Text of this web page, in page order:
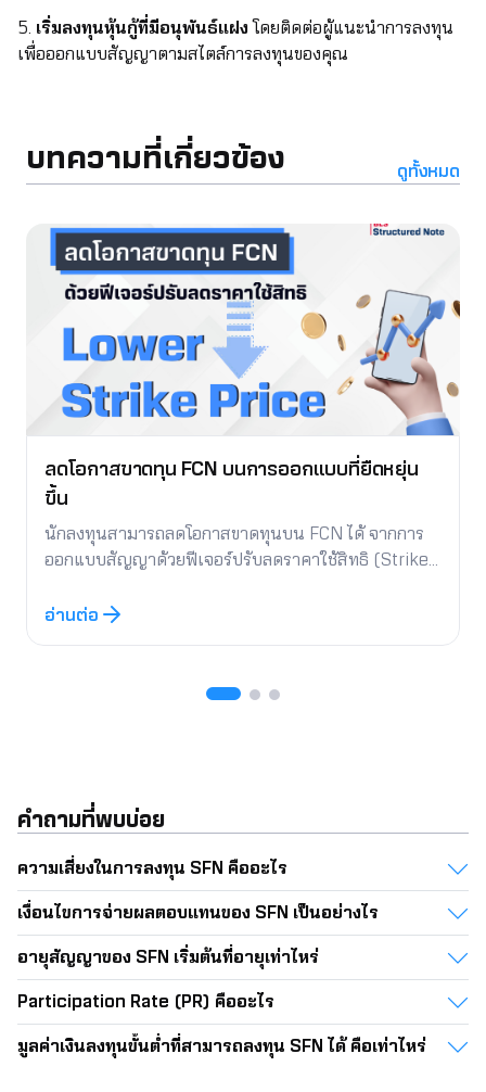
5. เริ่มลงทุนหุ้นกู้ที่มีอนุพันธ์แฝงโดยติดต่อผู้แนะนำการลงทุน
เพื่อออกแบบสัญญาตามสไตล์การลงทุนของคุณ
บทความที่เกี่ยวข้อง ดูทั้งหมด
ลดโอกาสขาดทุน FCN บนการออกแบบที่ยืดหยุ่น
ขึ้น
นักลงทุนสามารถลดโอกาสขาดทุนบน FCN ได้ จากการ
ออกแบบสัญญาด้วยฟีเจอร์ปรับลดราคาใช้สิทธิ (Strike
ช่วยให้มีโอกาสได้รับเงินต้นคืนได้ง่ายขึ้น เมื่อเทียบกับรูป
แบบเดิม จุดเด่นของฟีเจอร์ดังกล่าวคือ ในกรณีที่เคยเกิด
ต้องกลับมาที่ราคาเริ่มต้นแต่ขึ้นเหนือราคาที่กำหนดซึ่งต่ำ
กว่าราคาเริ่มต้น หรือได้รับในราคาส่วนลดเมื่อเทียบกับ
วันที่เปิดสัญญานั่นเอง
อ่านต่อ
คำถามที่พบบ่อย
ความเสี่ยงในการลงทุน SFN คืออะไร
เงื่อนไขการจ่ายผลตอบแทนของ SFN เป็นอย่างไร
อายุสัญญาของ SFN เริ่มต้นที่อายุเท่าไหร่
Participation Rate (PR) คืออะไร
มูลค่าเงินลงทุนขั้นต่ำที่สามารถลงทุน SFN ได้ คือเท่าไหร่